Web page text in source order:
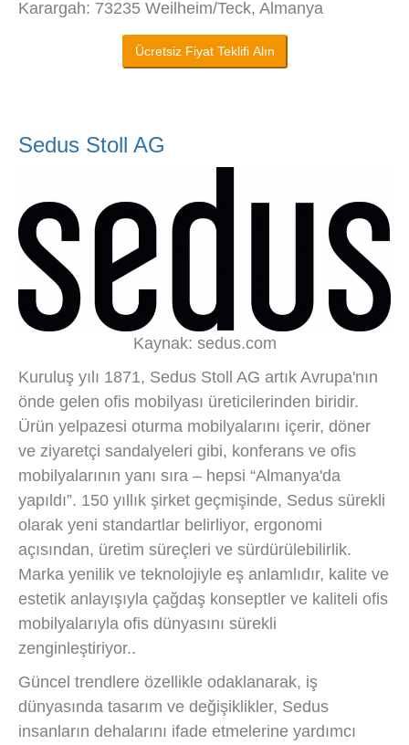
Karargah: 73235 Weilheim/Teck, Almanya
Ücretsiz Fiyat Teklifi Alın
Sedus Stoll AG
Kaynak: sedus.com
Kuruluş yılı 1871, Sedus Stoll AG artık Avrupa'nın
önde gelen ofis mobilyası üreticilerinden biridir.
Ürün yelpazesi oturma mobilyalarını içerir, döner
ve ziyaretçi sandalyeleri gibi, konferans ve ofis
mobilyalarının yanı sıra – hepsi “Almanya'da
yapıldı”. 150 yıllık şirket geçmişinde, Sedus sürekli
olarak yeni standartlar belirliyor, ergonomi
açısından, üretim süreçleri ve sürdürülebilirlik.
Marka yenilik ve teknolojiyle eş anlamlıdır, kalite ve
estetik anlayışıyla çağdaş konseptler ve kaliteli ofis
mobilyalarıyla ofis dünyasını sürekli
zenginleştiriyor..
Güncel trendlere özellikle odaklanarak, iş
dünyasında tasarım ve değişiklikler, Sedus
insanların dehalarını ifade etmelerine yardımcı